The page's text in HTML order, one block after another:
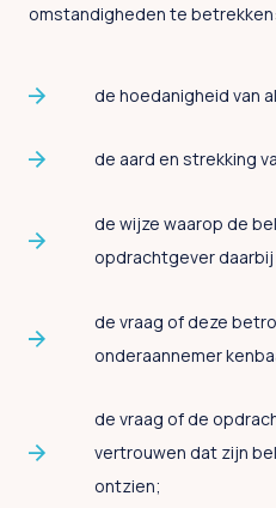
omstandigheden te betrekken:
de hoedanigheid van
de aard en strekking
de wijze waarop de
opdrachtgever
de vraag of deze
onderaannemer
de vraag of de
vertrouwen dat zijn
ontzien;